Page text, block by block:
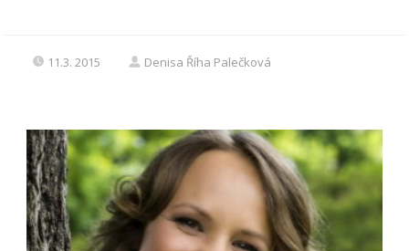
11.3. 2015 Denisa Říha Palečková